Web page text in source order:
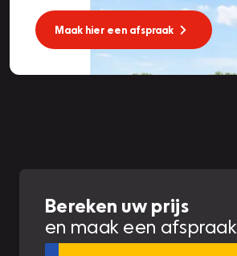
Maak hier een afspraak
Bereken uw prijs
en maak een afspraak